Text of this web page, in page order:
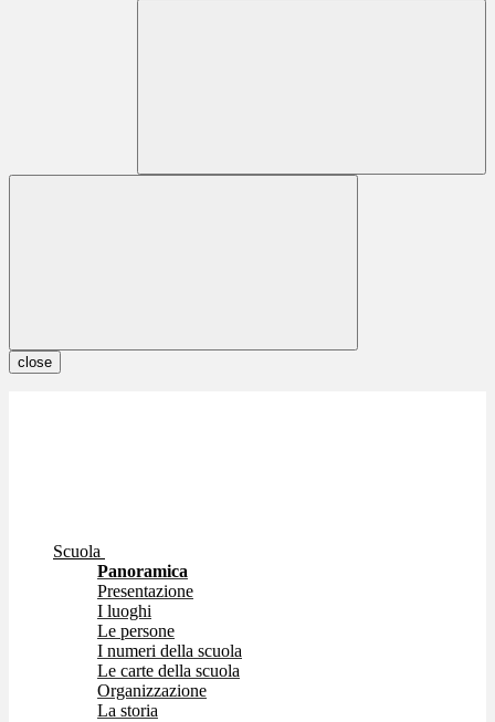
close
Scuola
Panoramica
Presentazione
I luoghi
Le persone
I numeri della scuola
Le carte della scuola
Organizzazione
La storia